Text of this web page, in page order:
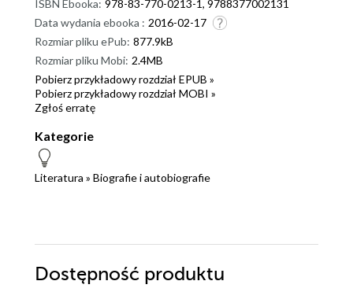
ISBN Ebooka: 978-83-770-0213-1, 9788377002131
Data wydania ebooka : 2016-02-17
Rozmiar pliku ePub: 877.9kB
Rozmiar pliku Mobi: 2.4MB
Pobierz przykładowy rozdział EPUB »
Pobierz przykładowy rozdział MOBI »
Zgłoś erratę
Kategorie
Literatura » Biografie i autobiografie
Dostępność produktu